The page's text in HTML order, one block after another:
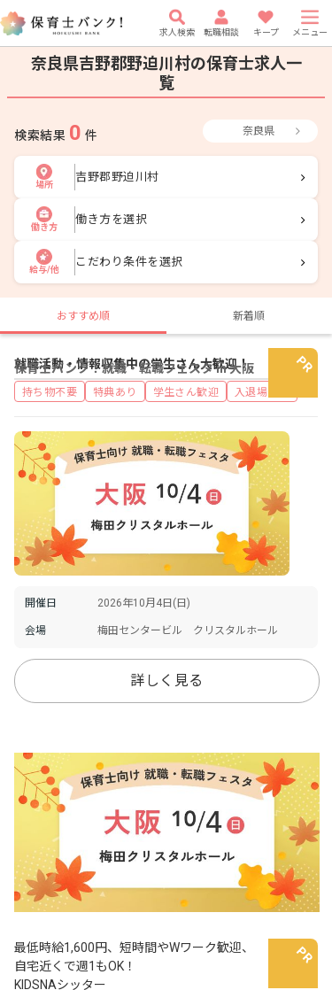
求人検索 転職相談 キープ メニュー
奈良県吉野郡野迫川村の保育士求人一
覧
検索結果 0 件 奈良県
場所
吉野郡野迫川村
働き方
働き方を選択
給与/他
こだわり条件を選択
おすすめ順 新着順
保育士バンク！就職・転職フェスタ in 大阪
就職活動・情報収集中の学生さん大歓迎！
持ち物不要 特典あり 学生さん歓迎 入退場自由
開催日 2026年10月4日(日)
会場 梅田センタービル クリスタルホール
詳しく見る
最低時給1,600円、短時間やWワーク歓迎、
自宅近くで週1もOK！
KIDSNAシッター